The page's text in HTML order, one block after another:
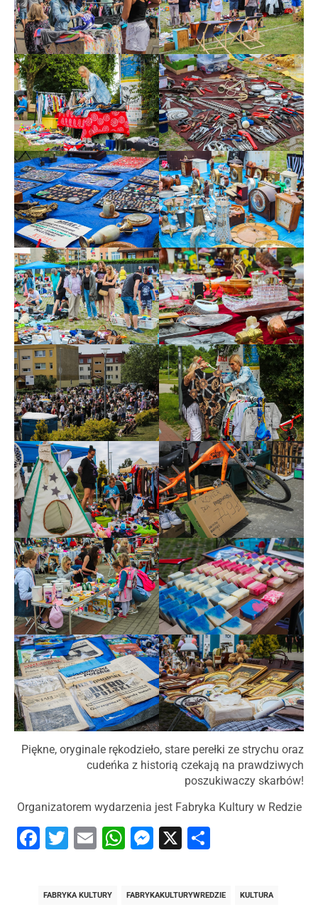
Piękne, oryginale rękodzieło, stare perełki ze strychu oraz
cudeńka z historią czekają na prawdziwych
poszukiwaczy skarbów!
Organizatorem wydarzenia jest Fabryka Kultury w Redzie
Facebook
Twitter
EmailWhatsApp
Messenger
X
FABRYKA KULTURY FABRYKAKULTURYWREDZIE KULTURA